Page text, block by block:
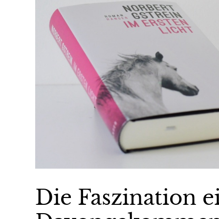
Die Faszination